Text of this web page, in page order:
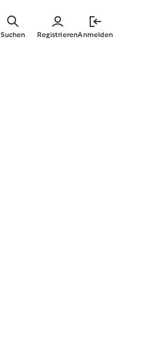
RegistrierenAnmelden
Suchen